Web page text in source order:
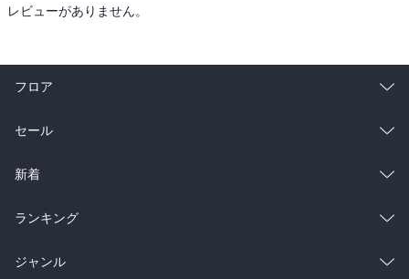
レビューがありません。
フロア
総合
ラノベ
雑誌・グラビア
BL・TL
セール
総合
ラノベ
雑誌・グラビア
新着
総合
ラノベ
ランキング
総合
ジャンル